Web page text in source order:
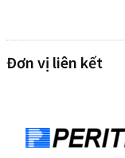
Đơn vị liên kết